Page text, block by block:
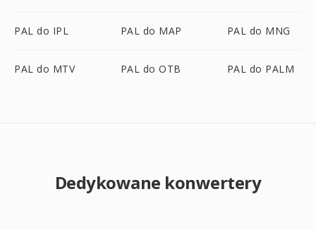
PAL do IPL PAL do MAP PAL do MNG
PAL do MTV PAL do OTB PAL do PALM
Dedykowane konwertery